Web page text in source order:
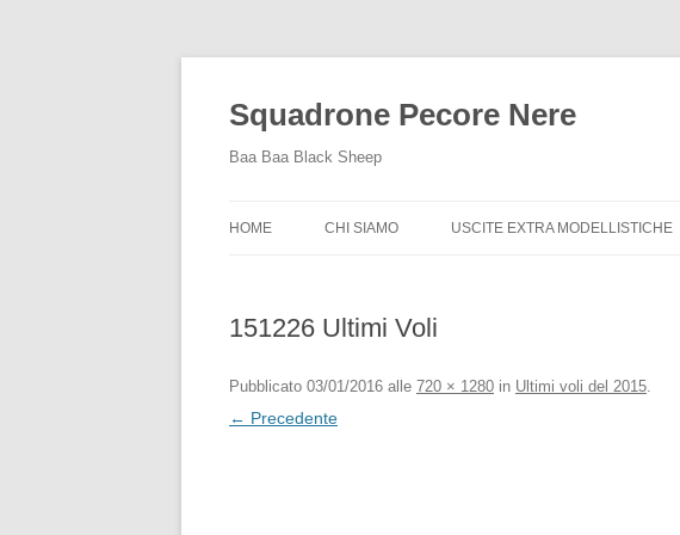
Squadrone Pecore Nere
Baa Baa Black Sheep
HOME CHI SIAMO USCITE EXTRA MODELLISTICHE
151226 Ultimi Voli
Pubblicato 03/01/2016 alle 720 × 1280 in Ultimi voli del 2015.
← Precedente